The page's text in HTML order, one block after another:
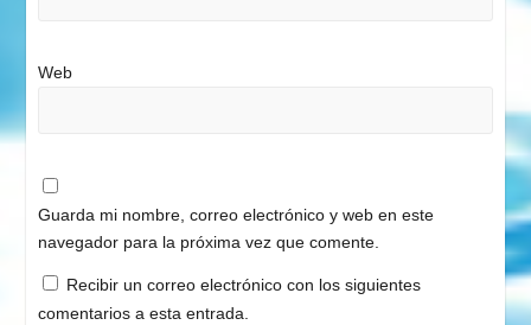
Web
Guarda mi nombre, correo electrónico y web en este
navegador para la próxima vez que comente.
Recibir un correo electrónico con los siguientes
comentarios a esta entrada.